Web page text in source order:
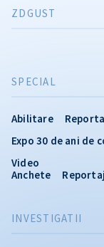
INVESTIGATII
SPECIAL
Abilitare
Expo 30 de ani de
Video
Anchete
Reportaj
ZDGUST